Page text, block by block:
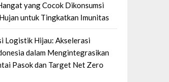
yang Cocok Dikonsumsi
untuk Tingkatkan Imunitas
Logistik Hijau: Akselerasi
dalam Mengintegrasikan
Pasok dan Target Net Zero